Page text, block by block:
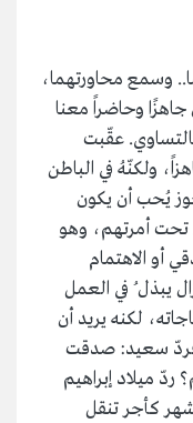
وسمع محاورتهما،
وحاضراً معنا
بالتساوي. عقّبت
ولكنّهُ في الباطن
يُحب أن يكون
تحت أمرتهم، وهو
أو الاهتمام
يبذل ُ في العمل
لكنه يريد أن
فردّ سعيد: صدقت
ميلاد إبراهيم
كأجر تنقل